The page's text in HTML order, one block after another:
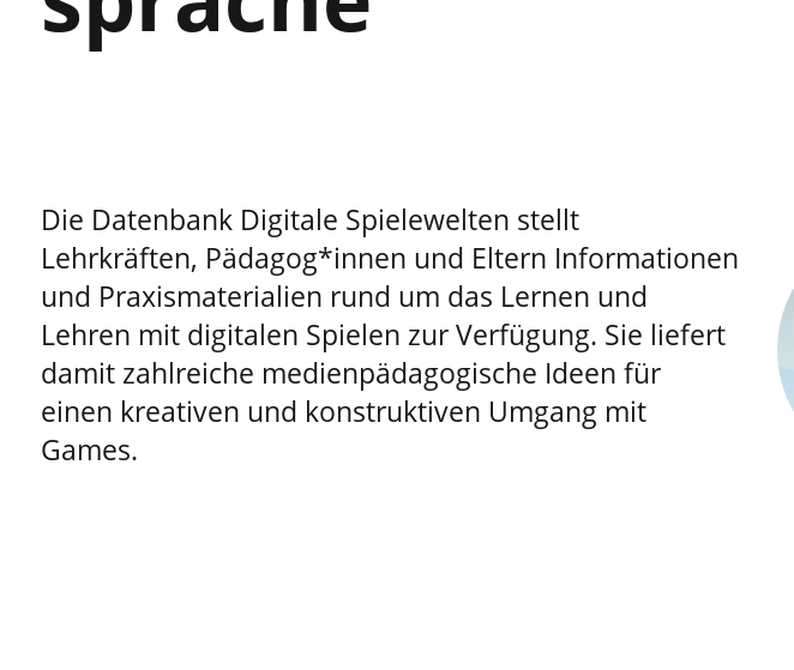
Die Datenbank Digitale Spielewelten stellt
Lehrkräften, Pädagog*innen und Eltern Informationen
und Praxismaterialien rund um das Lernen und
Lehren mit digitalen Spielen zur Verfügung. Sie liefert
damit zahlreiche medienpädagogische Ideen für
einen kreativen und konstruktiven Umgang mit
Games.